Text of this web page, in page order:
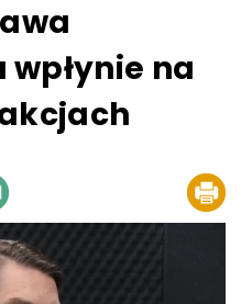
wpłynie na